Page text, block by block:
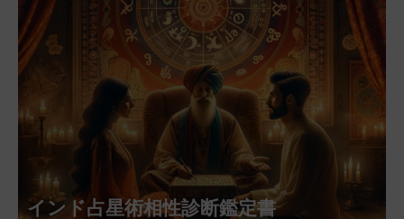
インド占星術相性診断鑑定書